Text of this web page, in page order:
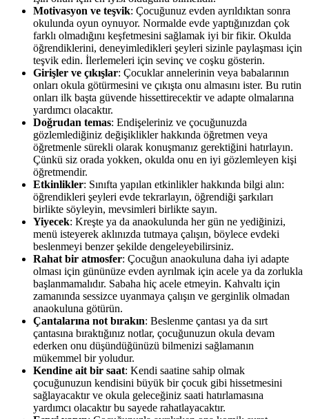
Motivasyon ve teşvik: Çocuğunuz evden ayrıldıktan sonra
okulunda oyun oynuyor. Normalde evde yaptığınızdan çok
farklı olmadığını keşfetmesini sağlamak iyi bir fikir. Okulda
öğrendiklerini, deneyimledikleri şeyleri sizinle paylaşması için
teşvik edin. İlerlemeleri için sevinç ve coşku gösterin.
Girişler ve çıkışlar: Çocuklar annelerinin veya babalarının
onları okula götürmesini ve çıkışta onu almasını ister. Bu rutin
onları ilk başta güvende hissettirecektir ve adapte olmalarına
yardımcı olacaktır.
Doğrudan temas: Endişeleriniz ve çocuğunuzda
gözlemlediğiniz değişiklikler hakkında öğretmen veya
öğretmenle sürekli olarak konuşmanız gerektiğini hatırlayın.
Çünkü siz orada yokken, okulda onu en iyi gözlemleyen kişi
öğretmendir.
Etkinlikler: Sınıfta yapılan etkinlikler hakkında bilgi alın:
öğrendikleri şeyleri evde tekrarlayın, öğrendiği şarkıları
birlikte söyleyin, mevsimleri birlikte sayın.
Yiyecek: Kreşte ya da anaokulunda her gün ne yediğinizi,
menü isteyerek aklınızda tutmaya çalışın, böylece evdeki
beslenmeyi benzer şekilde dengeleyebilirsiniz.
Rahat bir atmosfer: Çocuğun anaokuluna daha iyi adapte
olması için gününüze evden ayrılmak için acele ya da zorlukla
başlanmamalıdır. Sabaha hiç acele etmeyin. Kahvaltı için
zamanında sessizce uyanmaya çalışın ve gerginlik olmadan
anaokuluna götürün.
Çantalarına not bırakın: Beslenme çantası ya da sırt
çantasına bıraktığınız notlar, çocuğunuzun okula devam
ederken onu düşündüğünüzü bilmenizi sağlamanın
mükemmel bir yoludur.
Kendine ait bir saat: Kendi saatine sahip olmak
çocuğunuzun kendisini büyük bir çocuk gibi hissetmesini
sağlayacaktır ve okula geleceğiniz saati hatırlamasına
yardımcı olacaktır bu sayede rahatlayacaktır.